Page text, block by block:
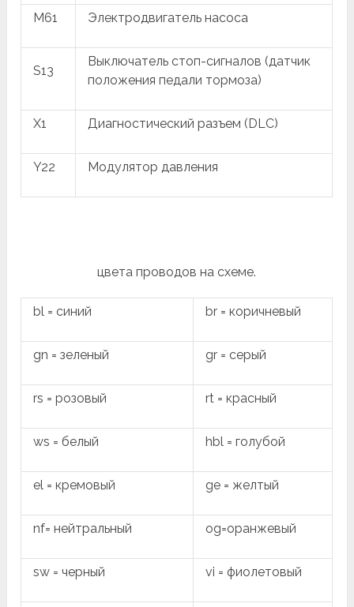
M61 Электродвигатель насоса
S13
Выключатель стоп-сигналов (датчик
положения педали тормоза)
X1 Диагностический разъем (DLC)
Y22 Модулятор давления
цвета проводов на схеме.
bl = синий br = коричневый
gn = зеленый gr = серый
rs = розовый rt = красный
ws = белый hbl = голубой
el = кремовый ge = желтый
nf= нейтральный og=оранжевый
sw = черный vi = фиолетовый